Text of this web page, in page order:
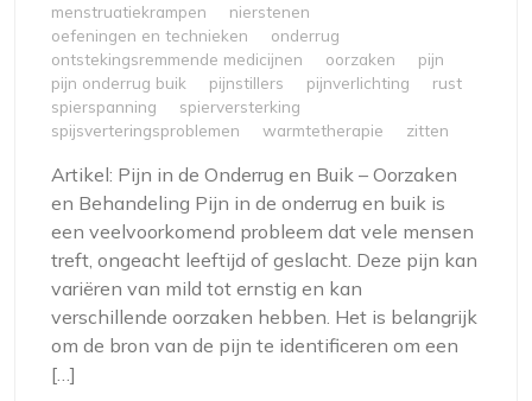
menstruatiekrampen
nierstenen
oefeningen en technieken
onderrug
ontstekingsremmende medicijnen
oorzaken
pijn
pijn onderrug buik
pijnstillers pijnverlichting
rust
spierspanning
spierversterking
spijsverteringsproblemen
warmtetherapie zitten
Artikel: Pijn in de Onderrug en Buik – Oorzaken
en Behandeling Pijn in de onderrug en buik is
een veelvoorkomend probleem dat vele mensen
treft, ongeacht leeftijd of geslacht. Deze pijn kan
variëren van mild tot ernstig en kan
verschillende oorzaken hebben. Het is belangrijk
om de bron van de pijn te identificeren om een
[…]